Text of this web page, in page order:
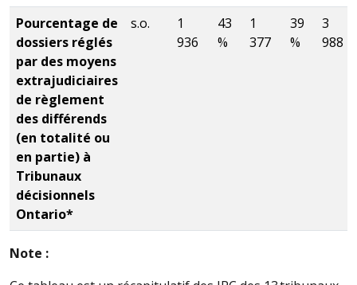
Pourcentage de
dossiers réglés
par des moyens
extrajudiciaires
de règlement
des différends
(en totalité ou
en partie) à
Tribunaux
décisionnels
Ontario*
s.o.
1
936
43
%
1
377
39
%
3
988
Note :